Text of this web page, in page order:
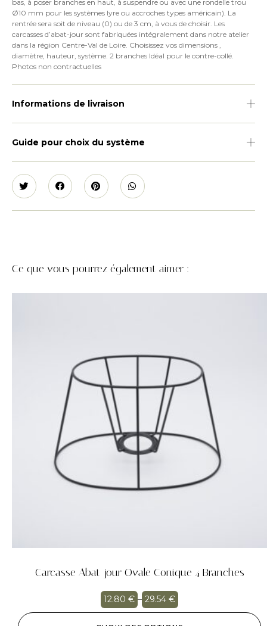
bas, à poser branches en haut, à suspendre ou avec une rondelle trou
Ø10 mm pour les systèmes lyre ou accroches types américain). La
rentrée sera soit de niveau (0) ou de 3 cm, à vous de choisir. Les
carcasses d’abat-jour sont fabriquées intégralement dans notre atelier
dans la région Centre-Val de Loire. Choisissez vos dimensions ,
diamètre, hauteur, système. 2 branches Idéal pour le contre-collé.
Photos non contractuelles
Informations de livraison
Guide pour choix du système
Ce que vous pourrez également aimer :
Carcasse Abat-jour Ovale Conique 4 Branches
12.80 € – 29.54 €